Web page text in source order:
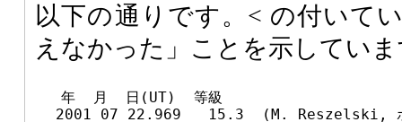
以下の通りです。< の付いて
えなかった」ことを示してい
年  月  日(UT)  等級
2001 07 22.969   15.3  (M. Reszelski,